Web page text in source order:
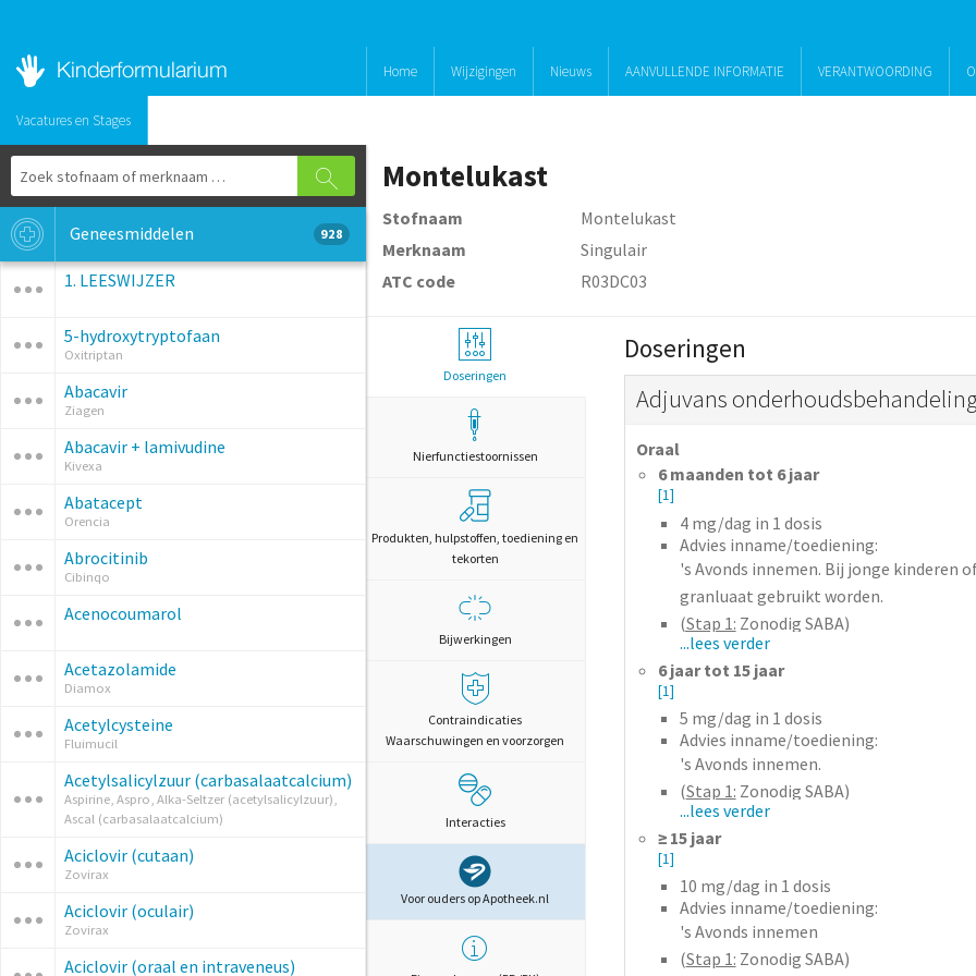
Home Wijzigingen Nieuws AANVULLENDE INFORMATIE VERANTWOORDING
Vacatures en Stages
Geneesmiddelen 928
1. LEESWIJZER
5-hydroxytryptofaan
Oxitriptan
Abacavir
Ziagen
Abacavir + lamivudine
Kivexa
Abatacept
Orencia
Abrocitinib
Cibinqo
Acenocoumarol
Acetazolamide
Diamox
Acetylcysteine
Fluimucil
Acetylsalicylzuur (carbasalaatcalcium)
Aspirine, Aspro, Alka-Seltzer (acetylsalicylzuur),
Ascal (carbasalaatcalcium)
Aciclovir (cutaan)
Zovirax
Aciclovir (oculair)
Zovirax
Aciclovir (oraal en intraveneus)
Montelukast
Stofnaam
Montelukast
Merknaam
Singulair
ATC code
R03DC03
Doseringen
Nierfunctiestoornissen
Produkten, hulpstoffen, toediening en
tekorten
Bijwerkingen
Contraindicaties
Waarschuwingen en voorzorgen
Interacties
Voor ouders op Apotheek.nl
Doseringen
Adjuvans
Oraal
6 maanden tot 6 jaar
[1]
4 mg/dag in 1 dosis
Advies inname/toediening:
's Avonds innemen. Bij jonge kinderen
granluaat gebruikt worden.
(Stap 1: Zonodig SABA)
(Stap 2:Start ICS)
Stap 3: Verdubbel startdosering ICS;
LTRA als alternatief voor LABA bij
Stap 4:effect LABA, maar onvoldoende
dosering ICS of toevoegen LTRA
Geen effect LABA: Staken LABA en
Stap 5:
LTRA: Leukotriene receptor Antagonist
NB: Start behandeling in de stap die
...lees verder
6 jaar tot 15 jaar
[1]
5 mg/dag in 1 dosis
Advies inname/toediening:
's Avonds innemen.
(Stap 1: Zonodig SABA)
(Stap 2:Start ICS)
Stap 3:
LTRA als alternatief voor LABA bij
Stap 4:effect LABA, maar onvoldoende
dosering ICS of toevoegen LTRA
...lees verder
≥ 15 jaar
[1]
10 mg/dag in 1 dosis
Advies inname/toediening:
's Avonds innemen
(Stap 1: Zonodig SABA)